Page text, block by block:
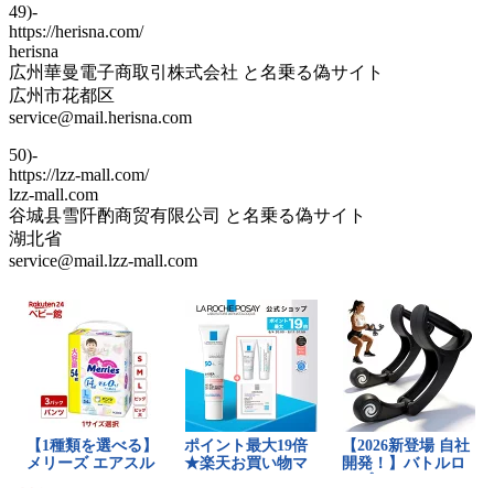
49)-
https://herisna.com/
herisna
広州華曼電子商取引株式会社 と名乗る偽サイト
広州市花都区
service@mail.herisna.com
50)-
https://lzz-mall.com/
lzz-mall.com
谷城县雪阡酌商贸有限公司 と名乗る偽サイト
湖北省
service@mail.lzz-mall.com